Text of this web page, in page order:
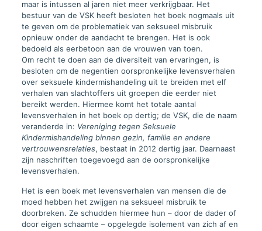
maar is intussen al jaren niet meer verkrijgbaar. Het
bestuur van de VSK heeft besloten het boek nogmaals uit
te geven om de problematiek van seksueel misbruik
opnieuw onder de aandacht te brengen. Het is ook
bedoeld als eerbetoon aan de vrouwen van toen.
Om recht te doen aan de diversiteit van ervaringen, is
besloten om de negentien oorspronkelijke levensverhalen
over seksuele kindermishandeling uit te breiden met elf
verhalen van slachtoffers uit groepen die eerder niet
bereikt werden. Hiermee komt het totale aantal
levensverhalen in het boek op dertig; de VSK, die de naam
veranderde in: Vereniging tegen Seksuele
Kindermishandeling binnen gezin, familie en andere
vertrouwensrelaties, bestaat in 2012 dertig jaar. Daarnaast
zijn naschriften toegevoegd aan de oorspronkelijke
levensverhalen.
Het is een boek met levensverhalen van mensen die de
moed hebben het zwijgen na seksueel misbruik te
doorbreken. Ze schudden hiermee hun – door de dader of
door eigen schaamte – opgelegde isolement van zich af en